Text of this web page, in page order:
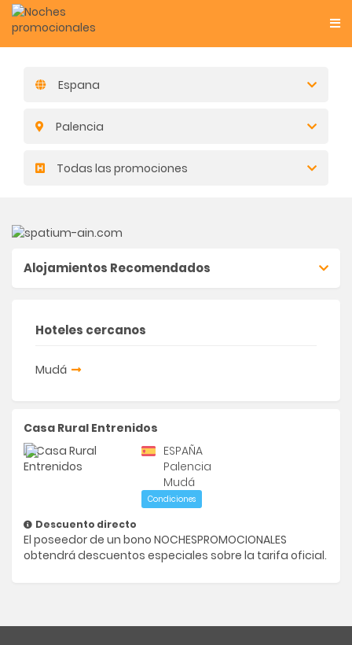
Espana
Palencia
Todas las promociones
Alojamientos Recomendados
Hoteles cercanos
Mudá
Casa Rural Entrenidos
ESPAÑA
Palencia
Mudá
Condiciones
Descuento directo
El poseedor de un bono NOCHESPROMOCIONALES
obtendrá descuentos especiales sobre la tarifa oficial.